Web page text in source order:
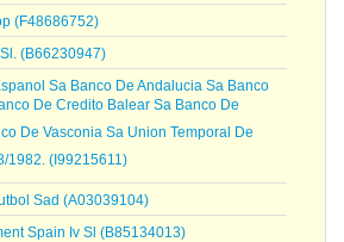
(F48686752)
(B66230947)
Sa Banco De Andalucia Sa Banco
De Credito Balear Sa Banco De
De Vasconia Sa Union Temporal De
1982. (I99215611)
Sad (A03039104)
Spain Iv Sl (B85134013)